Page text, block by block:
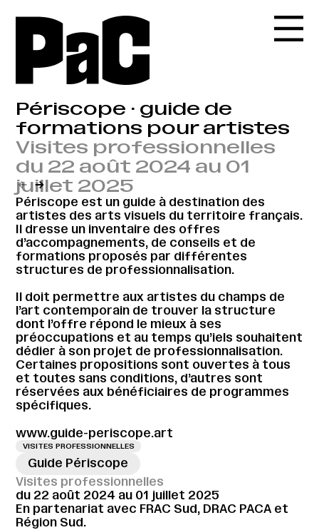
Périscope · guide de
formations pour artistes
Visites professionnelles
du 22 août 2024 au 01
juillet 2025
← →
Périscope est un guide à destination des
artistes des arts visuels du territoire français.
Il dresse un inventaire des offres
d’accompagnements, de conseils et de
formations proposés par différentes
structures de professionnalisation.
Il doit permettre aux artistes du champs de
l’art contemporain de trouver la structure
dont l’offre répond le mieux à ses
préoccupations et au temps qu’iels souhaitent
dédier à son projet de professionnalisation.
Certaines propositions sont ouvertes à tous
et toutes sans conditions, d’autres sont
réservées aux bénéficiaires de programmes
spécifiques.
www.guide-periscope.art
VISITES PROFESSIONNELLES
Guide Périscope
Visites professionnelles
du 22 août 2024 au 01 juillet 2025
En partenariat avec FRAC Sud, DRAC PACA et
Région Sud.